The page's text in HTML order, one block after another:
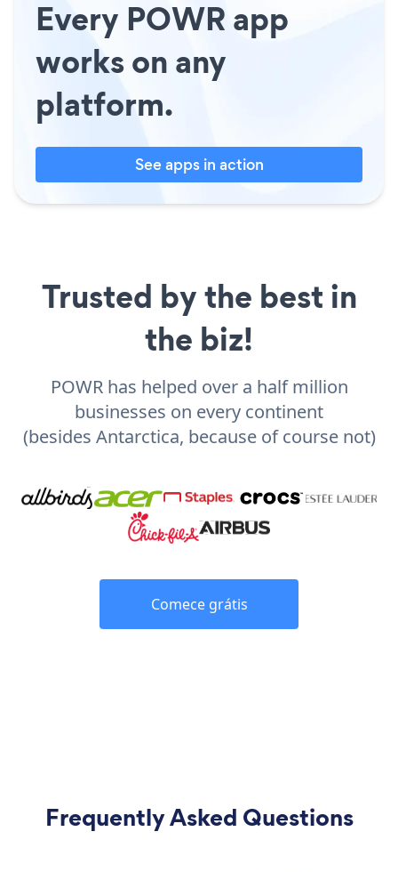
Every POWR app
works on any
platform.
See apps in action
Trusted by the best in
the biz!
POWR has helped over a half million
businesses on every continent
(besides Antarctica, because of course not)
Comece grátis
Frequently Asked Questions